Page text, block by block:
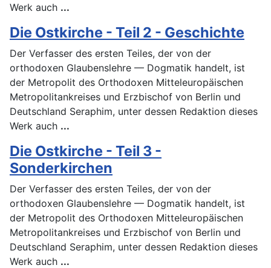
Werk auch ...
Die Ostkirche - Teil 2 - Geschichte
Der Verfasser des ersten Teiles, der von der
orthodoxen Glaubenslehre — Dogmatik handelt, ist
der Metropolit des Orthodoxen Mitteleuropäischen
Metropolitankreises und Erzbischof von Berlin und
Deutschland Seraphim, unter dessen Redaktion dieses
Werk auch ...
Die Ostkirche - Teil 3 -
Sonderkirchen
Der Verfasser des ersten Teiles, der von der
orthodoxen Glaubenslehre — Dogmatik handelt, ist
der Metropolit des Orthodoxen Mitteleuropäischen
Metropolitankreises und Erzbischof von Berlin und
Deutschland Seraphim, unter dessen Redaktion dieses
Werk auch ...